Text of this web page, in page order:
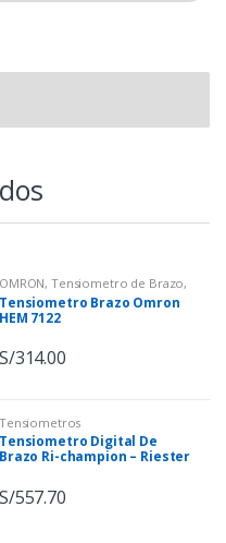
OMRON,Tensiometro de Brazo,
Tensiometros
Tensiometro Brazo Omron
HEM 7122
S/314.00
Tensiometros
Tensiometro Digital De
Brazo Ri-champion – Riester
S/557.70